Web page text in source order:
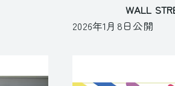
WALL
2026年1月8日公開